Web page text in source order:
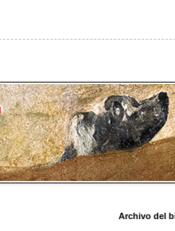
Archivo del